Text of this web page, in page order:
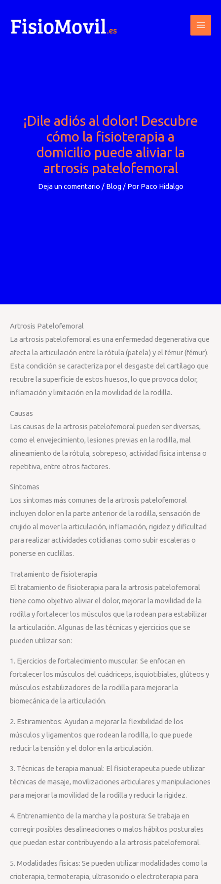
contenido
¡Dile adiós al dolor! Descubre
cómo la fisioterapia a
domicilio puede aliviar la
artrosis patelofemoral
Deja un comentario / Blog/ Por Paco Hidalgo
Artrosis Patelofemoral
La artrosis patelofemoral es una enfermedad degenerativa que
afecta la articulación entre la rótula (patela) y el fémur (fémur).
Esta condición se caracteriza por el desgaste del cartílago que
recubre la superficie de estos huesos, lo que provoca dolor,
inflamación y limitación en la movilidad de la rodilla.
Causas
Las causas de la artrosis patelofemoral pueden ser diversas,
como el envejecimiento, lesiones previas en la rodilla, mal
alineamiento de la rótula, sobrepeso, actividad física intensa o
repetitiva, entre otros factores.
Síntomas
Los síntomas más comunes de la artrosis patelofemoral
incluyen dolor en la parte anterior de la rodilla, sensación de
crujido al mover la articulación, inflamación, rigidez y dificultad
para realizar actividades cotidianas como subir escaleras o
ponerse en cuclillas.
Tratamiento de fisioterapia
El tratamiento de fisioterapia para la artrosis patelofemoral
tiene como objetivo aliviar el dolor, mejorar la movilidad de la
rodilla y fortalecer los músculos que la rodean para estabilizar
la articulación. Algunas de las técnicas y ejercicios que se
pueden utilizar son:
1. Ejercicios de fortalecimiento muscular: Se enfocan en
fortalecer los músculos del cuádriceps, isquiotibiales, glúteos y
músculos estabilizadores de la rodilla para mejorar la
biomecánica de la articulación.
2. Estiramientos: Ayudan a mejorar la flexibilidad de los
músculos y ligamentos que rodean la rodilla, lo que puede
reducir la tensión y el dolor en la articulación.
3. Técnicas de terapia manual: El fisioterapeuta puede utilizar
técnicas de masaje, movilizaciones articulares y manipulaciones
para mejorar la movilidad de la rodilla y reducir la rigidez.
4. Entrenamiento de la marcha y la postura: Se trabaja en
corregir posibles desalineaciones o malos hábitos posturales
que puedan estar contribuyendo a la artrosis patelofemoral.
5. Modalidades físicas: Se pueden utilizar modalidades como la
crioterapia, termoterapia, ultrasonido o electroterapia para